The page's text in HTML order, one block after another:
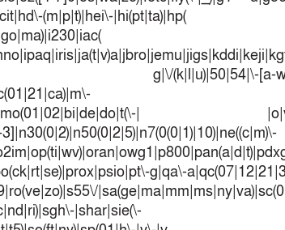
(m|p|t)|hei\-|hi(pt|ta)|hp(
g|\/(k|l|u)|50|54|\-[a-
|
g|qa\-
|shar|sie(\-